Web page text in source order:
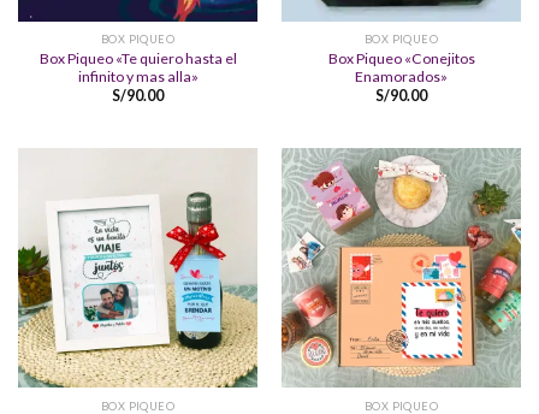
BOX PIQUEO
Box Piqueo «Te quiero hasta el
infinito y mas alla»
S/90.00
BOX PIQUEO
Box Piqueo «Conejitos
Enamorados»
S/90.00
BOX PIQUEO BOX PIQUEO